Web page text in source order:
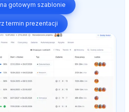
gotowym szablonie
termin prezentacji